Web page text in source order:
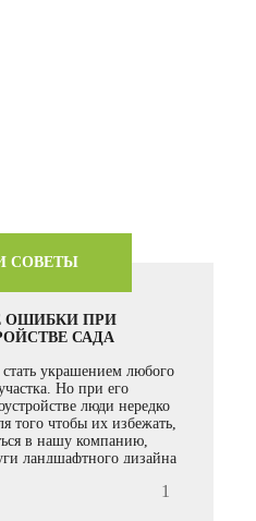
СОВЕТЫ
ОШИБКИ ПРИ
САДА
украшением любого
Но при его
люди нередко
того чтобы их избежать,
в нашу компанию,
ландшафтного дизайна
1